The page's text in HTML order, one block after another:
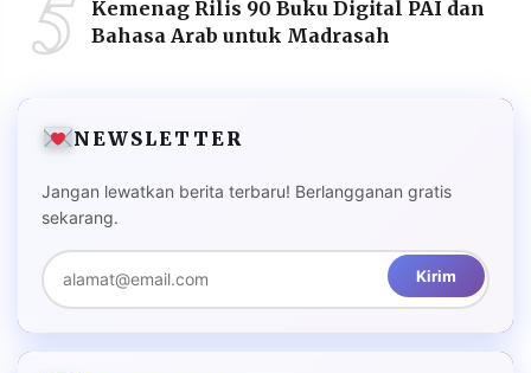
Kemenag Rilis 90 Buku Digital PAI dan
Bahasa Arab untuk Madrasah
NEWSLETTER
Jangan lewatkan berita terbaru! Berlangganan gratis
sekarang.
Kirim